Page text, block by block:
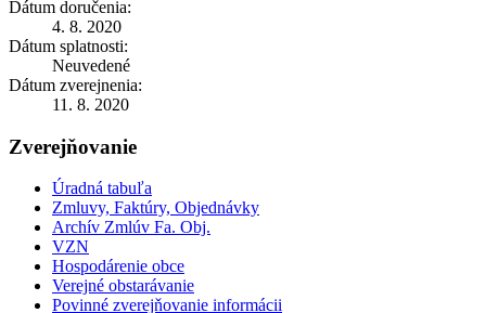
Dátum doručenia:
4. 8. 2020
Dátum splatnosti:
Neuvedené
Dátum zverejnenia:
11. 8. 2020
Zverejňovanie
Úradná tabuľa
Zmluvy, Faktúry, Objednávky
Archív Zmlúv Fa. Obj.
VZN
Hospodárenie obce
Verejné obstarávanie
Povinné zverejňovanie informácii